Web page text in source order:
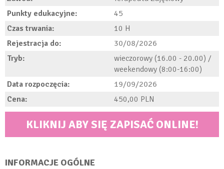
Punkty edukacyjne:
45
Czas trwania:
10
Rejestracja do:
30/08/2026
Tryb:
wieczorowy (16.00 - 20.00) /
weekendowy (8:00-16:00)
Data rozpoczęcia:
19/09/2026
Cena:
450,00
KLIKNIJ ABY SIĘ ZAPISAĆ ONLINE!
INFORMACJE OGÓLNE